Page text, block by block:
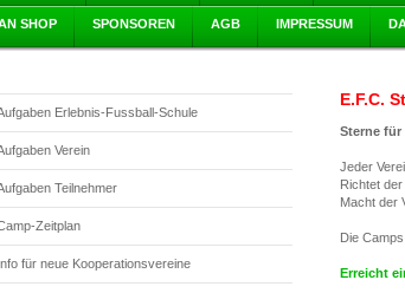
SHOP SPONSOREN AGB IMPRESSUM
Erlebnis-Fussball-Schule
Verein
Teilnehmer
Zeitplan
für neue Kooperationsvereine
E.F.C.
Sterne für
Jeder
Richtet
Macht der
Die
Erreicht